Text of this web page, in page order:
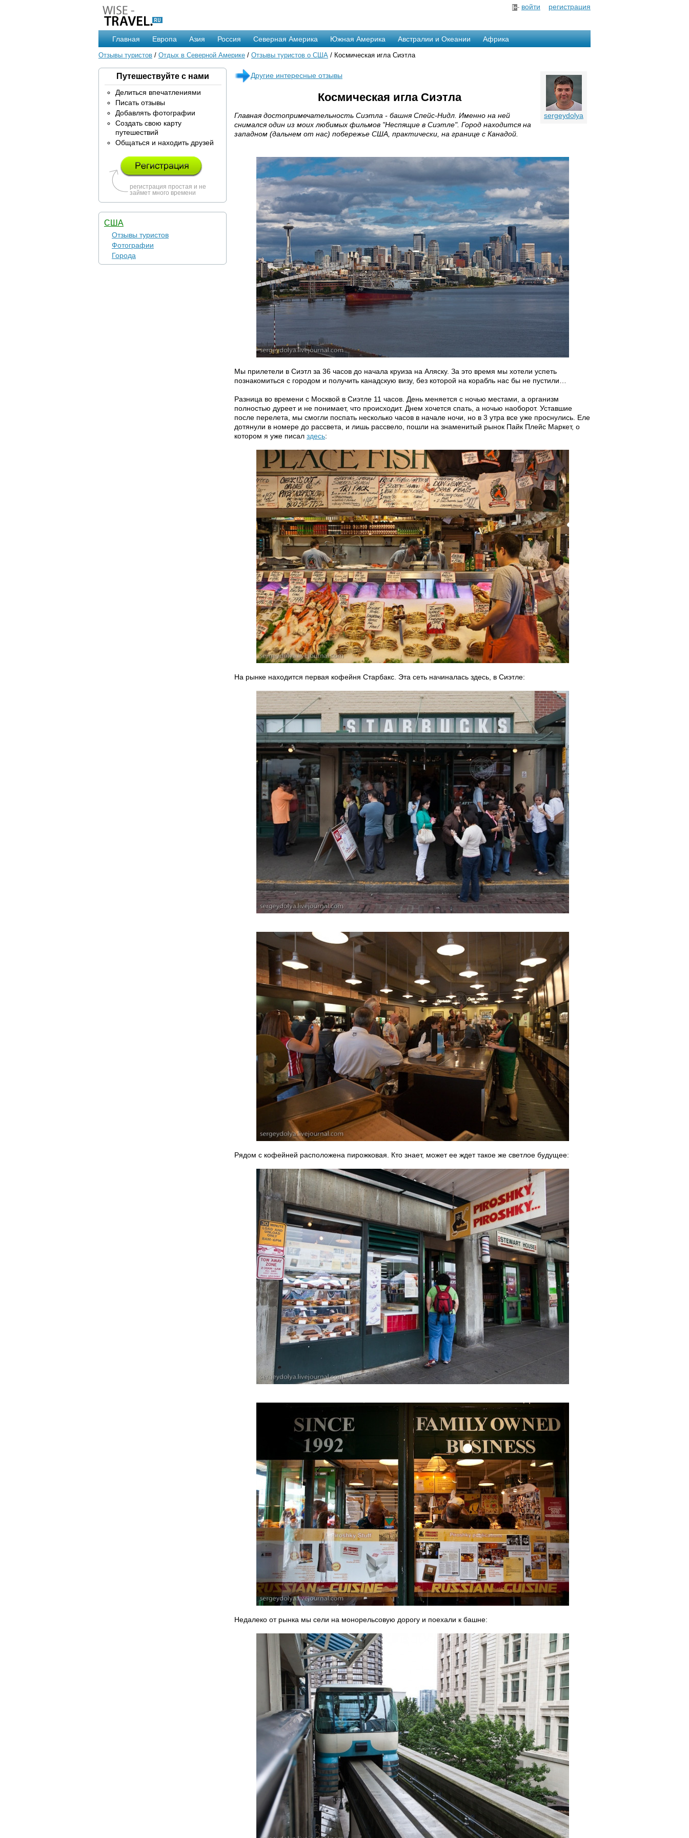
войти регистрация
Главная Европа Азия Россия Северная Америка Южная Америка Австралии и Океании Африка
Отзывы туристов / Отдых в Северной Америке / Отзывы туристов о США / Космическая игла Сиэтла
Путешествуйте с нами
Делиться впечатлениями
Писать отзывы
Добавлять фотографии
Создать свою карту
путешествий
Общаться и находить друзей
регистрация простая и не
займет много времени
США
Отзывы туристов
Фотографии
Города
Другие интересные отзывы
sergeydolya
Космическая игла Сиэтла
Главная достопримечательность Сиэтла - башня Спейс-Нидл. Именно на ней
снимался один из моих любимых фильмов "Неспящие в Сиэтле". Город находится на
западном (дальнем от нас) побережье США, практически, на границе с Канадой.
Мы прилетели в Сиэтл за 36 часов до начала круиза на Аляску. За это время мы хотели успеть
познакомиться с городом и получить канадскую визу, без которой на корабль нас бы не пустили…
Разница во времени с Москвой в Сиэтле 11 часов. День меняется с ночью местами, а организм
полностью дуреет и не понимает, что происходит. Днем хочется спать, а ночью наоборот. Уставшие
после перелета, мы смогли поспать несколько часов в начале ночи, но в 3 утра все уже проснулись. Еле
дотянули в номере до рассвета, и лишь рассвело, пошли на знаменитый рынок Пайк Плейс Маркет, о
котором я уже писал здесь:
На рынке находится первая кофейня Старбакс. Эта сеть начиналась здесь, в Сиэтле:
Рядом с кофейней расположена пирожковая. Кто знает, может ее ждет такое же светлое будущее:
Недалеко от рынка мы сели на монорельсовую дорогу и поехали к башне: